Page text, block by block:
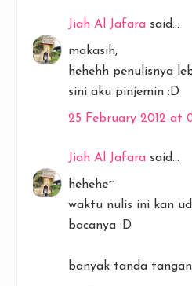
Jiah Al Jafara said...
makasih,
hehehh penulisnya
sini aku pinjemin :D
25 February 2012 at
Jiah Al Jafara said...
hehehe~
waktu nulis ini kan
bacanya :D
banyak tanda